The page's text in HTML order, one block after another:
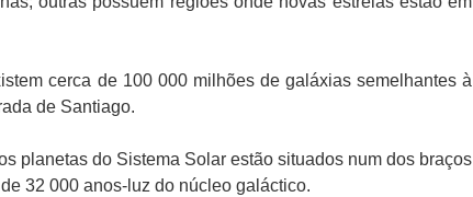
cerca de 100 000 milhões de galáxias semelhantes à
de Santiago.
planetas do Sistema Solar estão situados num dos braços
32 000 anos-luz do núcleo galáctico.